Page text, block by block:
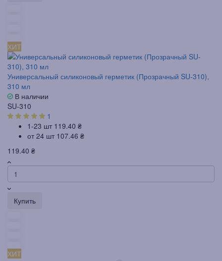
ХИТ
Универсальный силиконовый герметик (Прозрачный SU-310),
310 мл
В наличии
SU-310
1
1-23 шт 119.40 ₴
от 24 шт 107.46 ₴
119.40 ₴
Купить
ХИТ